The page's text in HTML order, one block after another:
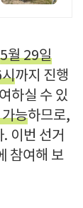
5월 29일
까지 진행
하실 수 있
능하므로,
이번 선거
참여해 보